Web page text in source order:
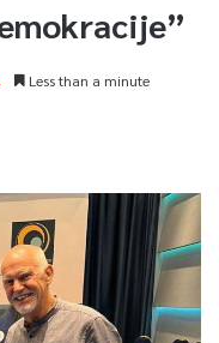
Less than a minute